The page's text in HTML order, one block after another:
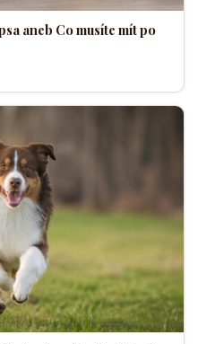
aneb Co musíte mít po